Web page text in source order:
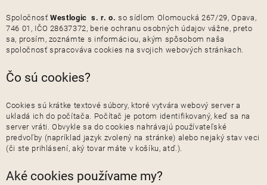
SpoločnosťWestlogic s. r. o. so sídlom Olomoucká 267/29, Opava,
746 01, IČO 28637372, berie ochranu osobných údajov vážne, preto
sa, prosím, zoznámte s informáciou, akým spôsobom naša
spoločnosť spracováva cookies na svojich webových stránkach.
Čo sú cookies?
Cookies sú krátke textové súbory, ktoré vytvára webový server a
ukladá ich do počítača. Počítač je potom identifikovaný, keď sa na
server vráti. Obvykle sa do cookies nahrávajú používateľské
predvoľby (napríklad jazyk zvolený na stránke) alebo nejaký stav veci
(či ste prihlásení, aký tovar máte v košíku, atď.).
Aké cookies používame my?